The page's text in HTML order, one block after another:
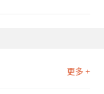
更多 +